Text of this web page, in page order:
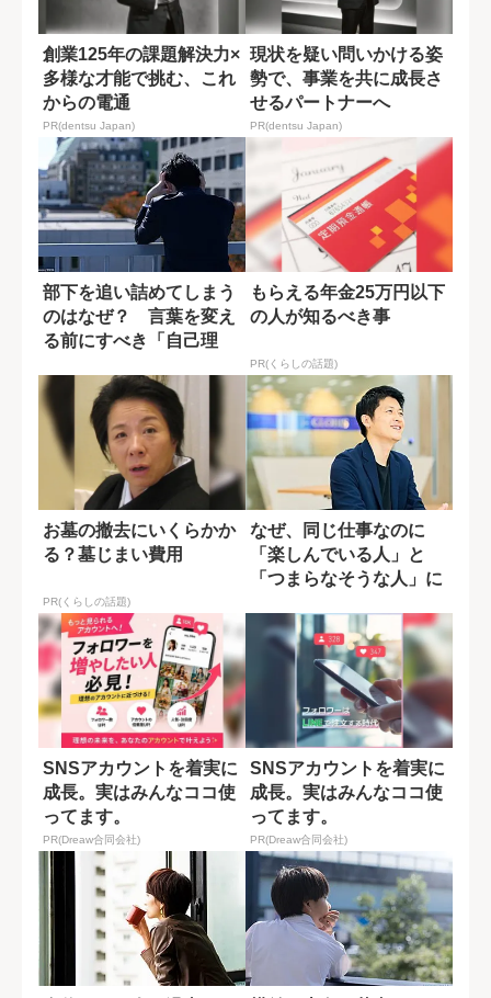
創業125年の課題解決力×
多様な才能で挑む、これ
からの電通
PR(dentsu Japan)
現状を疑い問いかける姿
勢で、事業を共に成長さ
せるパートナーへ
PR(dentsu Japan)
部下を追い詰めてしまう
のはなぜ？ 言葉を変え
る前にすべき「自己理
もらえる年金25万円以下
の人が知るべき事
PR(くらしの話題)
お墓の撤去にいくらかか
る？墓じまい費用
PR(くらしの話題)
なぜ、同じ仕事なのに
「楽しんでいる人」と
「つまらなそうな人」に
SNSアカウントを着実に
成長。実はみんなココ使
ってます。
PR(Dreaw合同会社)
SNSアカウントを着実に
成長。実はみんなココ使
ってます。
PR(Dreaw合同会社)